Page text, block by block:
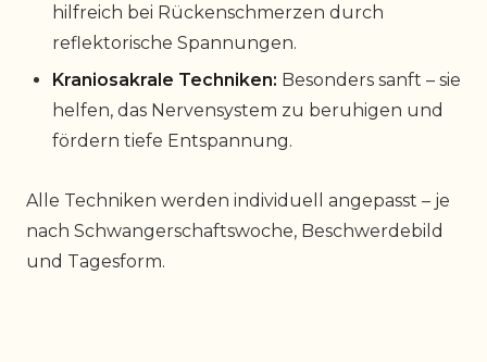
hilfreich bei Rückenschmerzen durch
reflektorische Spannungen.
Kraniosakrale Techniken: Besonders sanft – sie
helfen, das Nervensystem zu beruhigen und
fördern tiefe Entspannung.
Alle Techniken werden individuell angepasst – je
nach Schwangerschaftswoche, Beschwerdebild
und Tagesform.